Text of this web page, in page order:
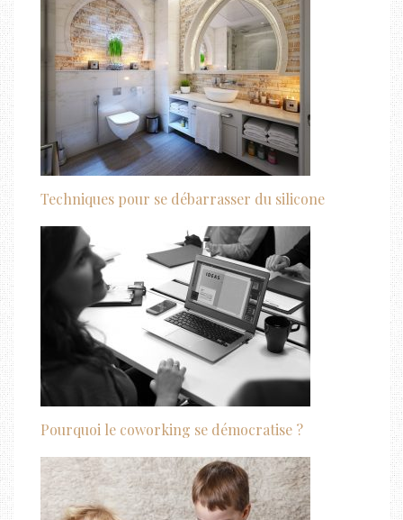
Techniques pour se débarrasser du silicone
Pourquoi le coworking se démocratise ?